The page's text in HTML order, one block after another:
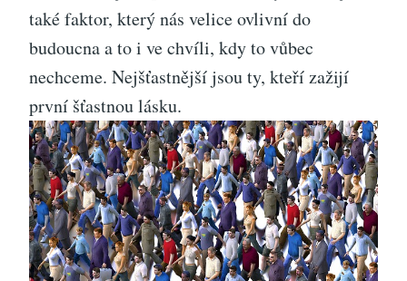
také faktor, který nás velice ovlivní do
budoucna a to i ve chvíli, kdy to vůbec
nechceme. Nejšťastnější jsou ty, kteří zažijí
první šťastnou lásku.